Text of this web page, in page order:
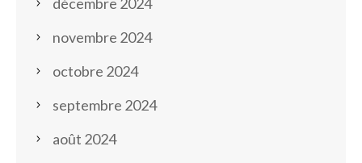
novembre 2024
octobre 2024
septembre 2024
août 2024